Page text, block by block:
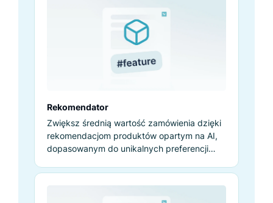
Rekomendator
Zwiększ średnią wartość zamówienia dzięki
rekomendacjom produktów opartym na AI,
dopasowanym do unikalnych preferencji